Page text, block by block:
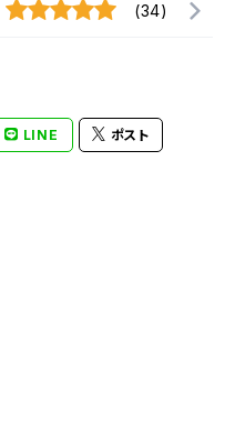
(34)
LINE ポスト